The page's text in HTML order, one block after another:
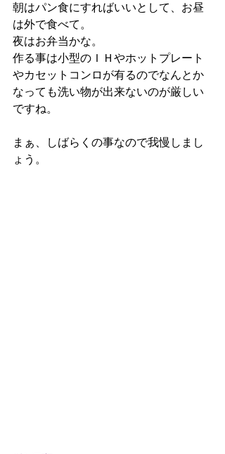
朝はパン食にすればいいとして、お昼
は外で食べて。
夜はお弁当かな。
作る事は小型のＩＨやホットプレート
やカセットコンロが有るのでなんとか
なっても洗い物が出来ないのが厳しい
ですね。
まぁ、しばらくの事なので我慢しまし
ょう。